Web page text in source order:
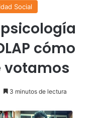
Social
cómo
votamos
3 minutos de lectura